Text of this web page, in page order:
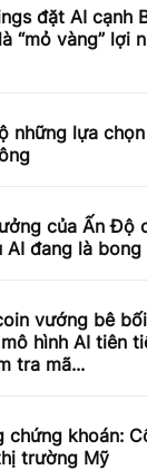
đặt AI cạnh
“mỏ vàng” lợi
những lựa
của Ấn Độ
AI đang là bong
vướng bê
hình AI tiên
tra mã...
khoán:
trường Mỹ